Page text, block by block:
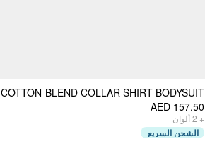
COTTON-BLEND COLLAR SHIRT BODYSUIT
AED 157.50
+
2ألوان
الشحن السريع